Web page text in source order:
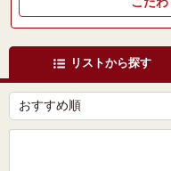
リストから探す